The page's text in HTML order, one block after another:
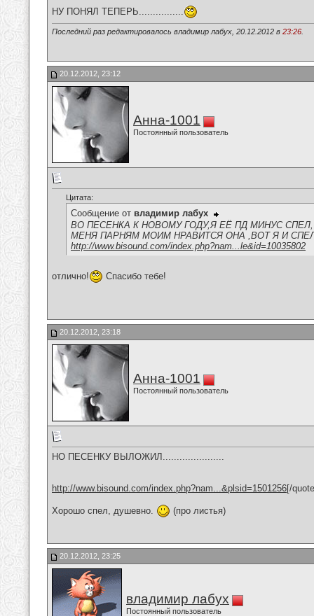
НУ ПОНЯЛ ТЕПЕРЬ................
Последний раз редактировалось владимир лабух, 20.12.2012 в 23:26
20.12.2012, 23:12
Анна-1001
Постоянный пользователь
Цитата:
Сообщение от владимир лабух
ВО ПЕСЕНКА К НОВОМУ ГОДУ,Я ЕЁ ПД МИНУС
МЕНЯ ПАРНЯМ МОИМ НРАВИТСЯ ОНА ,ВОТ Я И
http://www.bisound.com/index.php?nam...le&id=10035802
отлично! Спасибо тебе!
20.12.2012, 23:18
Анна-1001
Постоянный пользователь
НО ПЕСЕНКУ ВЫЛОЖИЛ......................
http://www.bisound.com/index.php?nam...&plsid=1501256[/
Хорошо спел, душевно. (про листья)
20.12.2012, 23:25
владимир лабух
Постоянный пользователь